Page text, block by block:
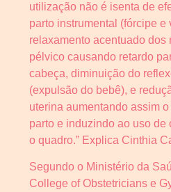
utilização não é isenta de
parto instrumental (fórcipe e
relaxamento acentuado
pélvico causando retardo
cabeça, diminuição do
(expulsão do bebê), e
uterina aumentando assim
parto e induzindo ao uso de
o quadro.” Explica Cinthia
Segundo o Ministério da
College of Obstetricians e